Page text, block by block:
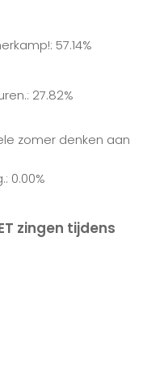
57.14%
27.82%
zomer denken aan
0.00%
zingen tijdens